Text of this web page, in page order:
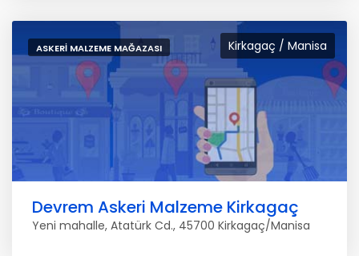
Kirkagaç / Manisa
ASKERI MALZEME MAĞAZASI
Devrem Askeri Malzeme Kirkagaç
Yeni mahalle, Atatürk Cd., 45700 Kirkagaç/Manisa